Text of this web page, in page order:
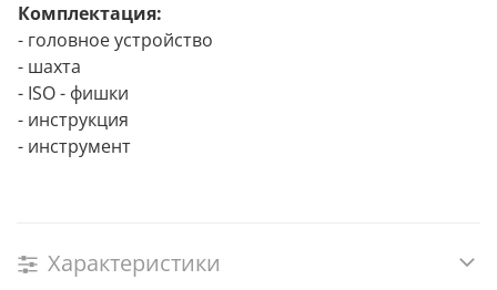
Комплектация:
- головное устройство
- шахта
- ISO - фишки
- инструкция
- инструмент
Характеристики